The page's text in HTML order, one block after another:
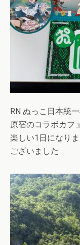
RN ぬっこ日本統
原宿のコラボカフ
楽しい1日になり
ございました